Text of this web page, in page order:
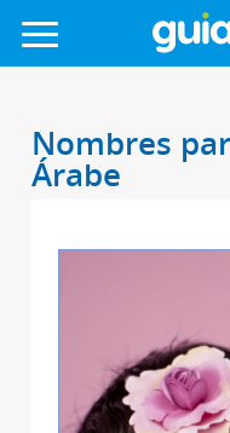
Nombres
Árabe